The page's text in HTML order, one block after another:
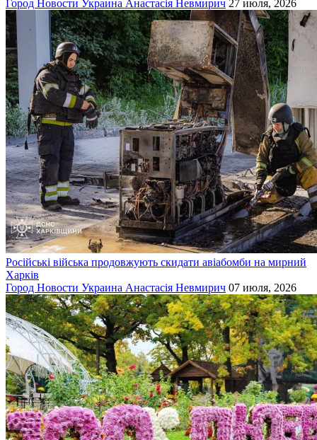
Город Новости Украина Анастасія Невмирич 27 июля, 2026
Російські війська продовжують скидати авіабомби на мирний
Харків
Город Новости Украина Анастасія Невмирич 07 июля, 2026